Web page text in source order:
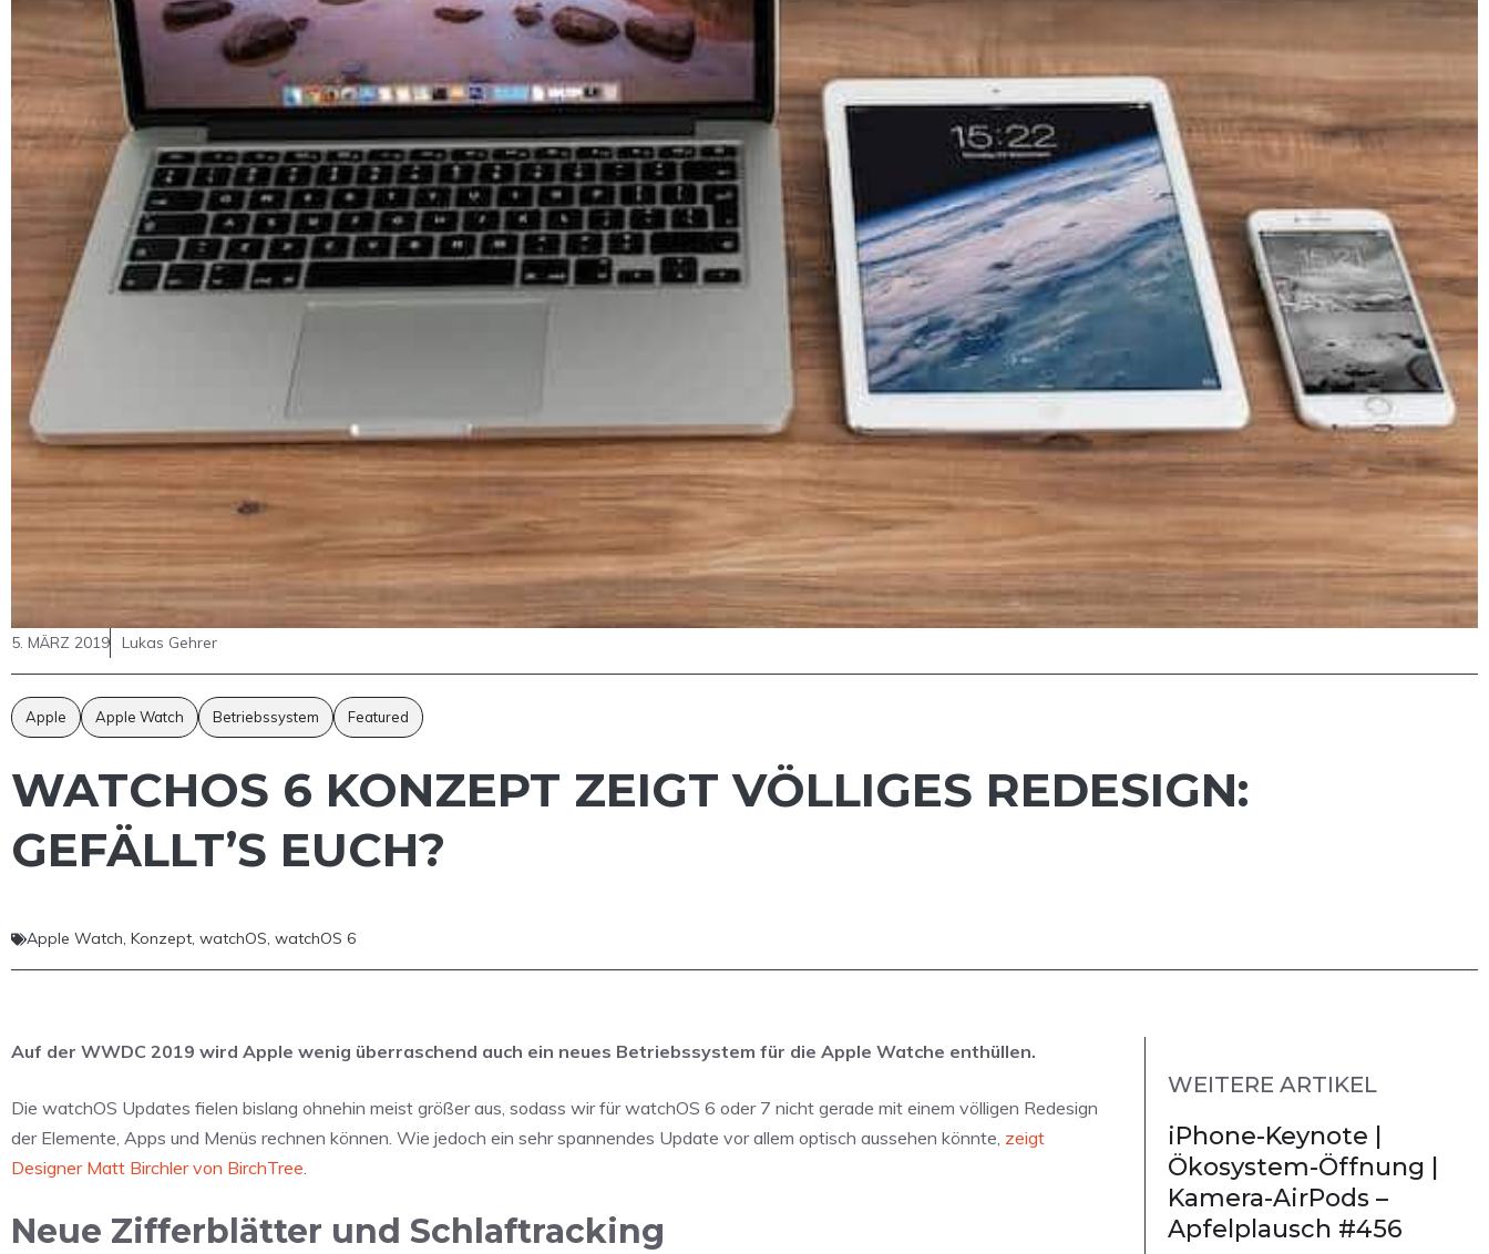
5. MÄRZ 2019 Lukas Gehrer
Apple Apple Watch Betriebssystem Featured
WATCHOS 6 KONZEPT ZEIGT VÖLLIGES REDESIGN:
GEFÄLLT’S EUCH?
Apple Watch, Konzept, watchOS, watchOS 6
Auf der WWDC 2019 wird Apple wenig überraschend auch ein neues Betriebssystem für die Apple Watche enthüllen.
Die watchOS Updates fielen bislang ohnehin meist größer aus, sodass wir für watchOS 6 oder 7 nicht gerade mit einem völligen Redesign
der Elemente, Apps und Menüs rechnen können. Wie jedoch ein sehr spannendes Update vor allem optisch aussehen könnte, zeigt
Designer Matt Birchler von BirchTree.
Neue Zifferblätter und Schlaftracking
WEITERE ARTIKEL
iPhone-Keynote |
Ökosystem-Öffnung |
Kamera-AirPods –
Apfelplausch #456